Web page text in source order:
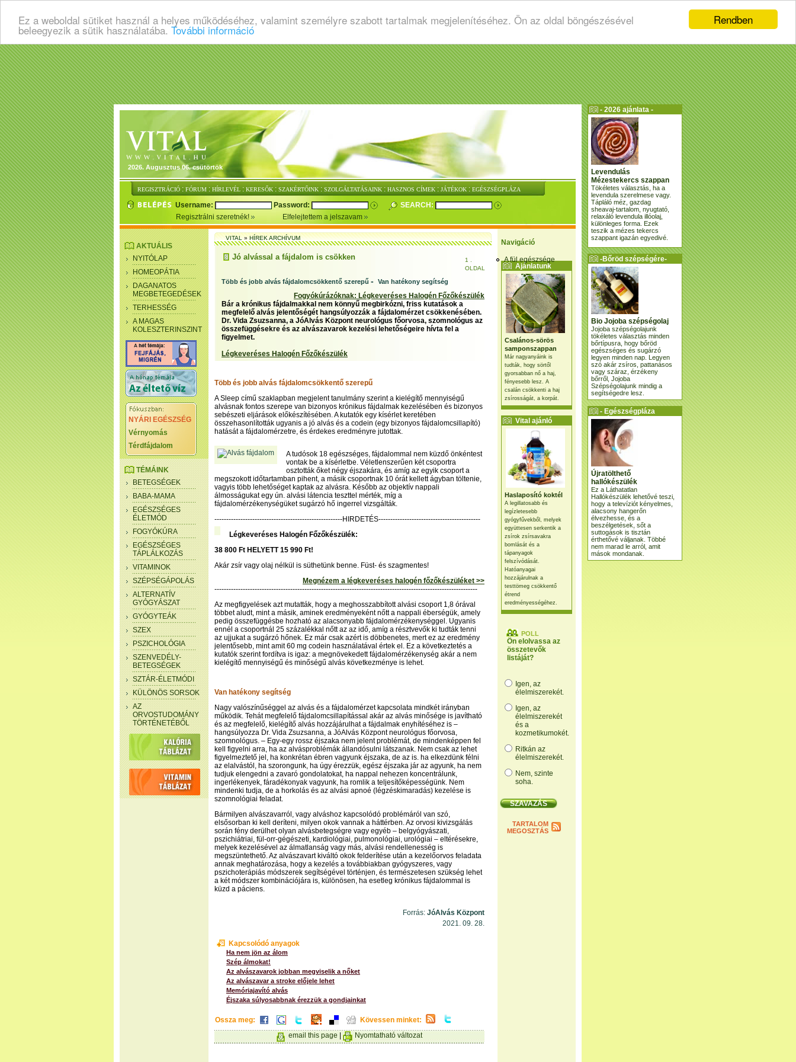
Rendben
Ez a weboldal sütiket használ a helyes működéséhez, valamint személyre szabott tartalmak megjelenítéséhez. Ön az oldal böngészésével
beleegyezik a sütik használatába. További információ
2026. Augusztus 06. csütörtök
REGISZTRÁCIÓ : FÓRUM : HÍRLEVÉL : KERESŐK : SZAKÉRTŐINK : SZOLGÁLTATÁSAINK : HASZNOS CÍMEK : JÁTÉKOK : EGÉSZSÉGPLÁZA
Username: Password:
SEARCH:
Regisztrálni szeretnék!
Elfelejtettem a jelszavam
Navigáció
A fül egészsége
Ajánlatunk
Csalános-sörös
samponszappan
Már nagyanyáink is
tudták, hogy sörtől
gyorsabban nő a haj,
fényesebb lesz. A
csalán csökkenti a haj
zsírosságát, a korpát.
Vital ajánló
Haslaposító koktél
A legillatosabb és
legízletesebb
gyógyfűvekből, melyek
együttesen serkentik a
zsírok zsírsavakra
bomlását és a
tápanyagok
felszívódását.
Hatóanyagai
hozzájárulnak a
testtömeg csökkentő
étrend
eredményességéhez.
POLL
Ön elolvassa az
összetevők
listáját?
Igen, az
élelmiszerekét.
Igen, az
élelmiszerekét
és a
kozmetikumokét.
Ritkán az
élelmiszerekét.
Nem, szinte
soha.
TARTALOM
MEGOSZTÁS
AKTUÁLIS
NYITÓLAP
HOMEOPÁTIA
DAGANATOS
MEGBETEGEDÉSEK
TERHESSÉG
A MAGAS
KOLESZTERINSZINT
NYÁRI EGÉSZSÉG
Vérnyomás
Térdfájdalom
TÉMÁINK
BETEGSÉGEK
BABA-MAMA
EGÉSZSÉGES
ÉLETMÓD
FOGYÓKÚRA
EGÉSZSÉGES
TÁPLÁLKOZÁS
VITAMINOK
SZÉPSÉGÁPOLÁS
ALTERNATÍV
GYÓGYÁSZAT
GYÓGYTEÁK
SZEX
PSZICHOLÓGIA
SZENVEDÉLY-
BETEGSÉGEK
SZTÁR-ÉLETMÓDI
KÜLÖNÖS SORSOK
AZ
ORVOSTUDOMÁNY
TÖRTÉNETÉBŐL
VITAL»HÍREK ARCHÍVUM
Jó alvással a fájdalom is csökken
1 .
OLDAL
Több és jobb alvás fájdalomcsökkentő szerepű - Van hatékony segítség
Fogyókúrázóknak: Légkeveréses Halogén Főzőkészülék
Bár a krónikus fájdalmakkal nem könnyű megbirkózni, friss kutatások a
megfelelő alvás jelentőségét hangsúlyozzák a fájdalomérzet csökkenésében.
Dr. Vida Zsuzsanna, a JóAlvás Központ neurológus főorvosa, szomnológus az
összefüggésekre és az alvászavarok kezelési lehetőségeire hívta fel a
figyelmet.
Légkeveréses Halogén Főzőkészülék
Több és jobb alvás fájdalomcsökkentő szerepű
A Sleep című szaklapban megjelent tanulmány szerint a kielégítő mennyiségű
alvásnak fontos szerepe van bizonyos krónikus fájdalmak kezelésében és bizonyos
sebészeti eljárások előkészítésében. A kutatók egy kísérlet keretében
összehasonlították ugyanis a jó alvás és a codein (egy bizonyos fájdalomcsillapító)
hatását a fájdalomérzetre, és érdekes eredményre jutottak.
A tudósok 18 egészséges, fájdalommal nem küzdő önkéntest
vontak be a kísérletbe. Véletlenszerűen két csoportra
osztották őket négy éjszakára, és amíg az egyik csoport a
megszokott időtartamban pihent, a másik csoportnak 10 órát kellett ágyban töltenie,
vagyis több lehetőséget kaptak az alvásra. Később az objektív nappali
álmosságukat egy ún. alvási látencia teszttel mérték, míg a
fájdalomérzékenységüket sugárzó hő ingerrel vizsgálták.
------------------------------------------------------HIRDETÉS-------------------------------------------
Légkeveréses Halogén Főzőkészülék:
38 800 Ft HELYETT 15 990 Ft!
Akár zsír vagy olaj nélkül is süthetünk benne. Füst- és szagmentes!
Megnézem a légkeveréses halogén főzőkészüléket >>
---------------------------------------------------------------------------------------------------------------
Az megfigyelések azt mutatták, hogy a meghosszabbított alvási csoport 1,8 órával
többet aludt, mint a másik, aminek eredményeként nőtt a nappali éberségük, amely
pedig összefüggésbe hozható az alacsonyabb fájdalomérzékenységgel. Ugyanis
ennél a csoportnál 25 százalékkal nőtt az az idő, amíg a résztvevők ki tudták tenni
az ujjukat a sugárzó hőnek. Ez már csak azért is döbbenetes, mert ez az eredmény
jelentősebb, mint amit 60 mg codein használatával értek el. Ez a következtetés a
kutatók szerint fordítva is igaz: a megnövekedett fájdalomérzékenység akár a nem
kielégítő mennyiségű és minőségű alvás következménye is lehet.
Van hatékony segítség
Nagy valószínűséggel az alvás és a fájdalomérzet kapcsolata mindkét irányban
működik. Tehát megfelelő fájdalomcsillapítással akár az alvás minősége is javítható
és az megfelelő, kielégítő alvás hozzájárulhat a fájdalmak enyhítéséhez is –
hangsúlyozza Dr. Vida Zsuzsanna, a JóAlvás Központ neurológus főorvosa,
szomnológus. – Egy-egy rossz éjszaka nem jelent problémát, de mindenképpen fel
kell figyelni arra, ha az alvásproblémák állandósulni látszanak. Nem csak az lehet
figyelmeztető jel, ha konkrétan ébren vagyunk éjszaka, de az is. ha elkezdünk félni
az elalvástól, ha szorongunk, ha úgy érezzük, egész éjszaka jár az agyunk, ha nem
tudjuk elengedni a zavaró gondolatokat, ha nappal nehezen koncentrálunk,
ingerlékenyek, fáradékonyak vagyunk, ha romlik a teljesítőképességünk. Nem
mindenki tudja, de a horkolás és az alvási apnoé (légzéskimaradás) kezelése is
szomnológiai feladat.
Bármilyen alvászavarról, vagy alváshoz kapcsolódó problémáról van szó,
elsősorban ki kell deríteni, milyen okok vannak a háttérben. Az orvosi kivizsgálás
során fény derülhet olyan alvásbetegségre vagy egyéb – belgyógyászati,
pszichiátriai, fül-orr-gégészeti, kardiológiai, pulmonológiai, urológiai – eltérésekre,
melyek kezelésével az álmatlanság vagy más, alvási rendellenesség is
megszüntethető. Az alvászavart kiváltó okok felderítése után a kezelőorvos feladata
annak meghatározása, hogy a kezelés a továbbiakban gyógyszeres, vagy
pszichoterápiás módszerek segítségével történjen, és természetesen szükség lehet
a két módszer kombinációjára is, különösen, ha esetleg krónikus fájdalommal is
küzd a páciens.
Forrás: JóAlvás Központ
2021. 09. 28.
Kapcsolódó anyagok
Ha nem jön az álom
Szép álmokat!
Az alvászavarok jobban megviselik a nőket
Az alvászavar a stroke előjele lehet
Memóriajavító alvás
Éjszaka súlyosabbnak érezzük a gondjainkat
Ossza meg:
Kövessen minket:
email this page
Nyomtatható változat
- 2026 ajánlata -
Levendulás
Mézestekercs szappan
Tökéletes választás, ha a
levendula szerelmese vagy.
Tápláló méz, gazdag
sheavaj-tartalom, nyugtató,
relaxáló levendula illóolaj,
különleges forma. Ezek
teszik a mézes tekercs
szappant igazán egyedivé.
-Bőröd szépségére-
Bio Jojoba szépségolaj
Jojoba szépségolajunk
tökéletes választás minden
bőrtípusra, hogy bőröd
egészséges és sugárzó
legyen minden nap. Legyen
szó akár zsíros, pattanásos
vagy száraz, érzékeny
bőrről, Jojoba
Szépségolajunk mindig a
segítségedre lesz.
- Egészségpláza
ajánlatunk -
Újratölthető
hallókészülék
Ez a Láthatatlan
Hallókészülék lehetővé teszi,
hogy a televíziót kényelmes,
alacsony hangerőn
élvezhesse, és a
beszélgetések, sőt a
suttogások is tisztán
érthetővé váljanak. Többé
nem marad le arról, amit
mások mondanak.